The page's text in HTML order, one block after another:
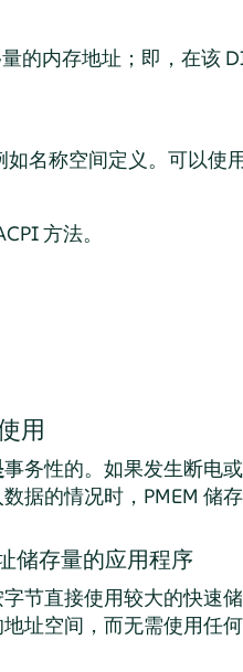
的内存地址；即，在该
名称空间定义。可以使
方法。
用
事务性的。如果发生断电
据的情况时，PMEM 储存
储存量的应用程序
节直接使用较大的快速
址空间，而无需使用任何